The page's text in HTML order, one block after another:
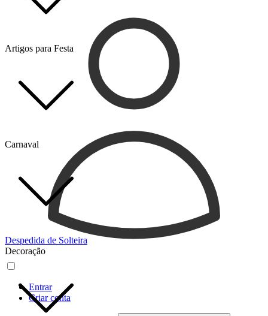
Artigos para Festa
Carnaval
Despedida de Solteira
Decoração
Entrar
Criar conta